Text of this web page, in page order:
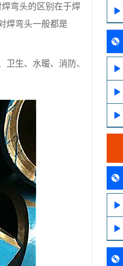
弯头的区别在于焊
焊弯头一般都是
生、水暖、消防、